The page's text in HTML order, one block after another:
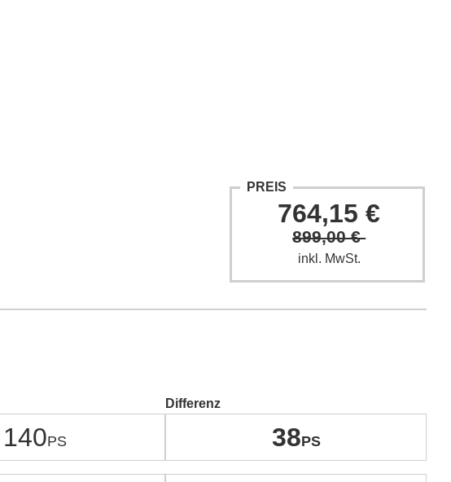
PREIS
764,15 €
899,00 €
inkl. MwSt.
140
Differenz
38